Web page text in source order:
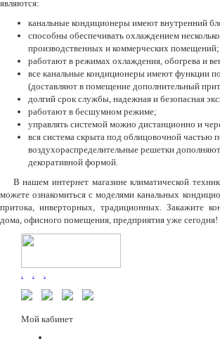
являются:
канальные кондиционеры имеют внутренний
способны обеспечивать охлаждением
производственных и коммерческих помещений;
работают в режимах охлаждения, обогрева и
все канальные кондиционеры имеют функции
(доставляют в помещение дополнительный
долгий срок службы, надежная и безопасная
работают в бесшумном режиме;
управлять системой можно дистанционно и
вся система скрыта под облицовочной частью
воздухораспределительные решетки
декоративной формой.
В нашем интернет магазине климатической
можете ознакомиться с моделями канальных
притока, инверторных, традиционных. Закажите
дома, офисного помещения, предприятия уже сегодня!
. . .
Мой кабинет